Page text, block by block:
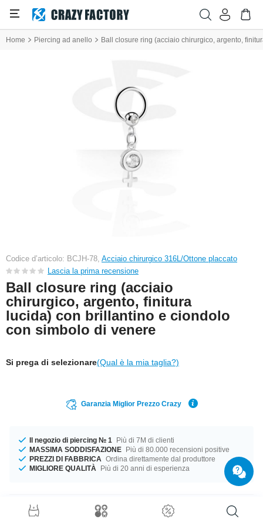
Home Piercing ad anello Ball closure ring (acciaio chirurgico, argento,
Codice d’articolo: BCJH-78, Acciaio chirurgico 316L/Ottone placcato
Lascia la prima recensione
Ball closure ring (acciaio
chirurgico, argento, finitura
lucida) con brillantino e ciondolo
con simbolo di venere
Si prega di selezionare(Qual è la mia taglia?)
Garanzia Miglior Prezzo Crazy
Il negozio di piercing № 1
Più di 7M di clienti
MASSIMA SODDISFAZIONE Più di 80.000 recensioni positive
PREZZI DI FABBRICA Ordina direttamente dal produttore
MIGLIORE QUALITÀ
Più di 20 anni di esperienza